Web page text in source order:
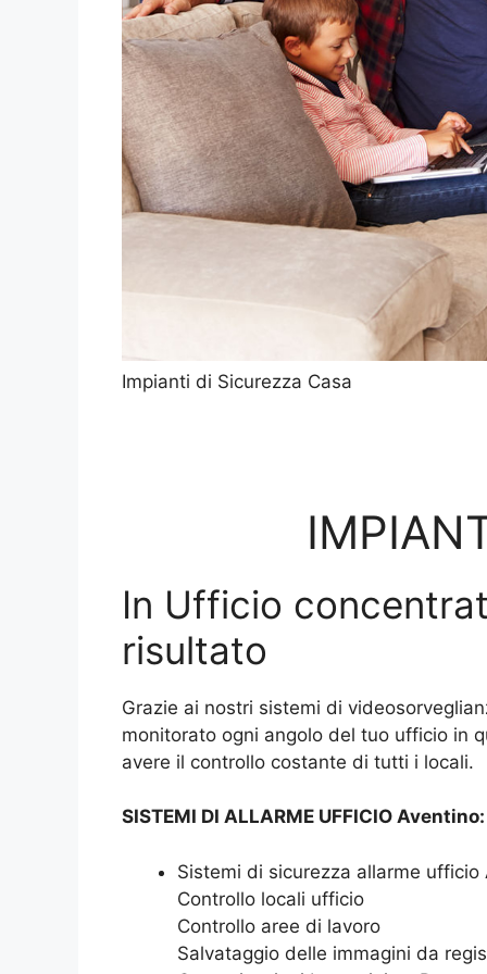
Impianti di Sicurezza Casa
In Ufficio
risultato
Grazie ai nostri sistemi di
monitorato ogni angolo del tuo ufficio in
avere il controllo costante di tutti i locali.
SISTEMI DI ALLARME UFFICIO Aventino:
Sistemi di sicurezza allarme ufficio
Controllo locali ufficio
Controllo aree di lavoro
Salvataggio delle immagini da